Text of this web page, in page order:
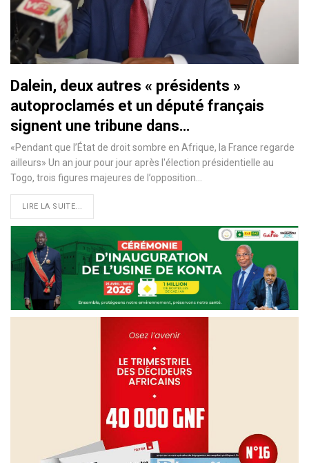
Dalein, deux autres « présidents »
autoproclamés et un député français
signent une tribune dans…
«Pendant que l’État de droit sombre en Afrique, la France regarde
ailleurs» Un an jour pour jour après l'élection présidentielle au
Togo, trois figures majeures de l’opposition
LIRE LA SUITE...